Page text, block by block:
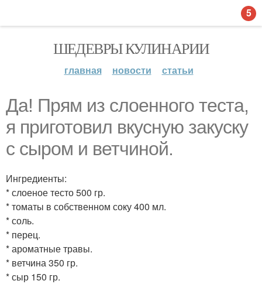
ШЕДЕВРЫ КУЛИНАРИИ
главная новости статьи
Да! Прям из слоенного теста,
я приготовил вкусную закуску
с сыром и ветчиной.
Ингредиенты:
* слоеное тесто 500 гр.
* томаты в собственном соку 400 мл.
* соль.
* перец.
* ароматные травы.
* ветчина 350 гр.
* сыр 150 гр.
5